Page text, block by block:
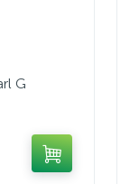
G